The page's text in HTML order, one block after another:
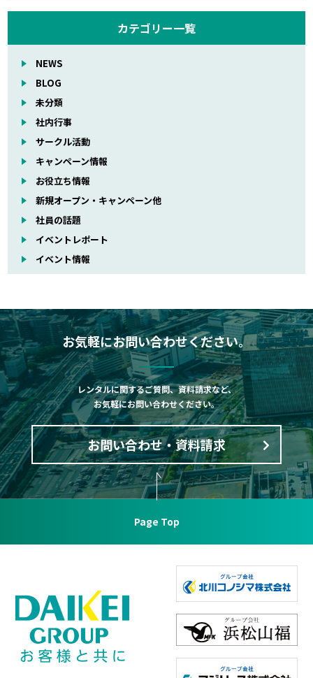
カテゴリー一覧
NEWS
BLOG
未分類
社内行事
サークル活動
キャンペーン情報
お役立ち情報
新規オープン・キャンペーン他
社員の話題
イベントレポート
イベント情報
お気軽にお問い合わせください。
レンタルに関するご質問、資料請求など、
お気軽にお問い合わせください。
お問い合わせ・資料請求
Page Top